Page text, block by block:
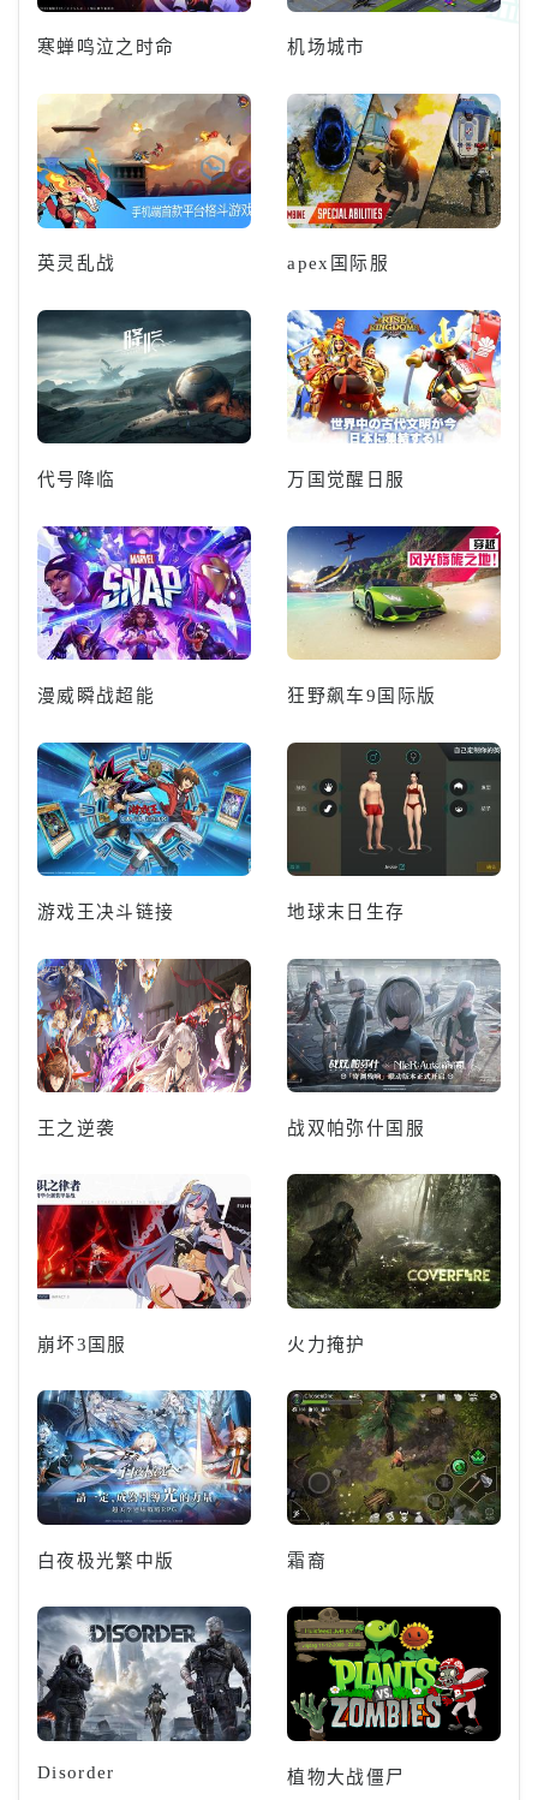
寒蝉鸣泣之时命 机场城市
英灵乱战 apex国际服
代号降临 万国觉醒日服
漫威瞬战超能 狂野飙车9国际版
游戏王决斗链接 地球末日生存
王之逆袭 战双帕弥什国服
崩坏3国服 火力掩护
白夜极光繁中版 霜裔
Disorder 植物大战僵尸